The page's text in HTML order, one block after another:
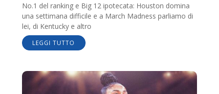
No.1 del ranking e Big 12 ipotecata: Houston domina
una settimana difficile e a March Madness parliamo di
lei, di Kentucky e altro
LEGGI TUTTO